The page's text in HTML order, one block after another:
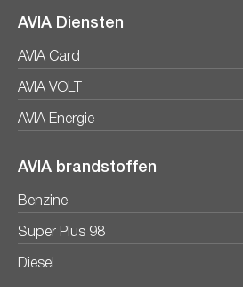
AVIA Diensten
AVIA Card
AVIA VOLT
AVIA Energie
AVIA brandstoffen
Benzine
Super Plus 98
Diesel